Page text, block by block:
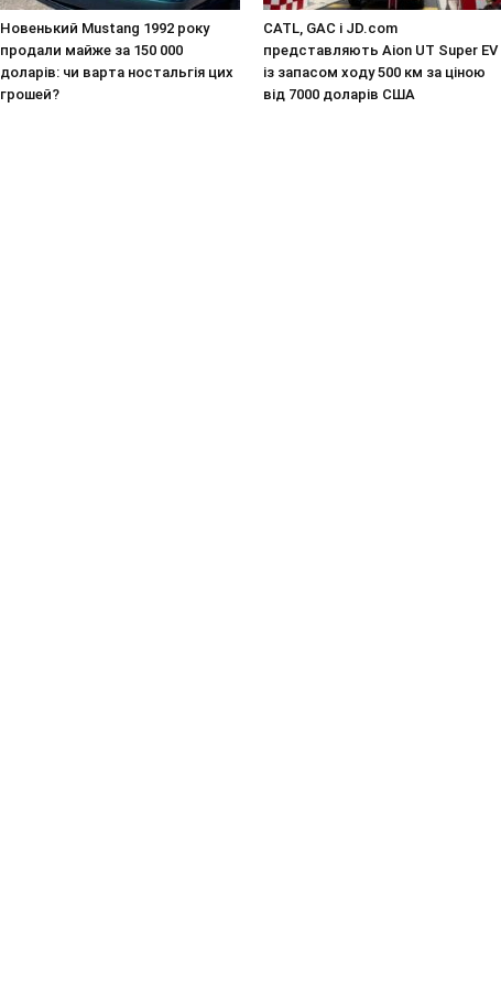
Новенький Mustang 1992 року
продали майже за 150 000
доларів: чи варта ностальгія цих
грошей?
CATL, GAC і JD.com
представляють Aion UT Super EV
із запасом ходу 500 км за ціною
від 7000 доларів США